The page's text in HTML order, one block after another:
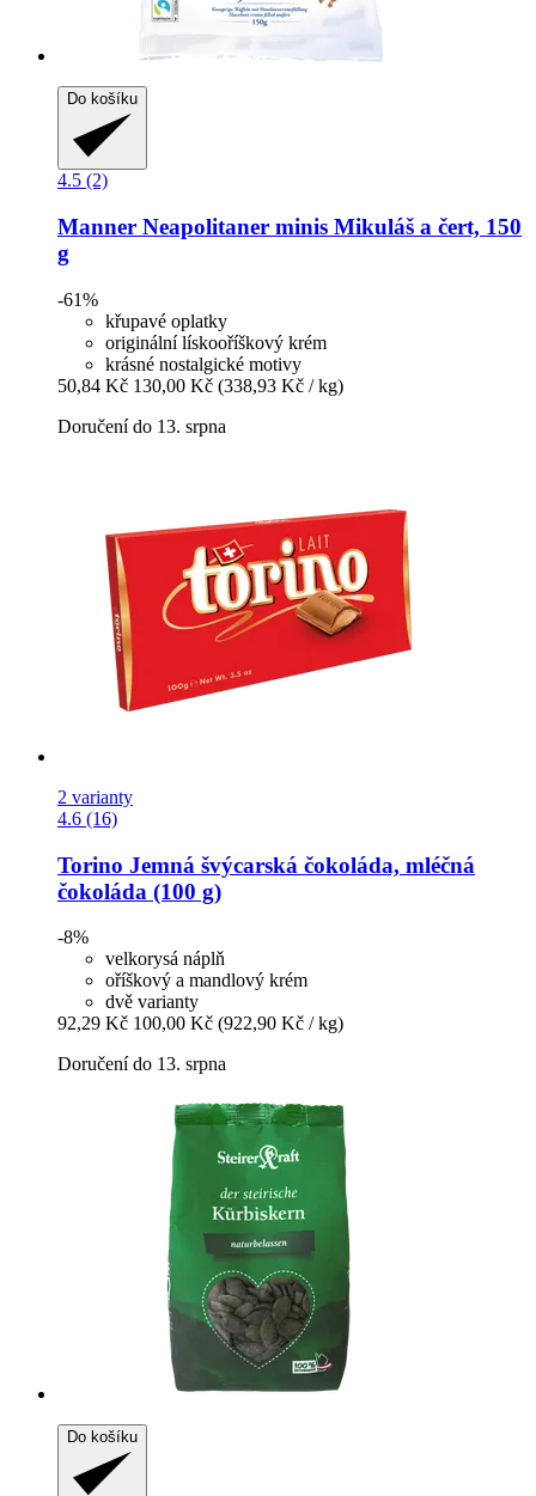
Do košíku
4.5 (2)
Manner Neapolitaner minis Mikuláš a čert, 150
g
-61%
křupavé oplatky
originální lískooříškový krém
krásné nostalgické motivy
50,84 Kč 130,00 Kč (338,93 Kč / kg)
Doručení do 13. srpna
2 varianty
4.6 (16)
Torino Jemná švýcarská čokoláda, mléčná
čokoláda (100 g)
-8%
velkorysá náplň
oříškový a mandlový krém
dvě varianty
92,29 Kč 100,00 Kč (922,90 Kč / kg)
Doručení do 13. srpna
Do košíku